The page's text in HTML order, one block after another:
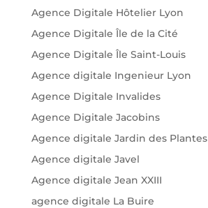
Agence Digitale Hôtelier Lyon
Agence Digitale Île de la Cité
Agence Digitale Île Saint-Louis
Agence digitale Ingenieur Lyon
Agence Digitale Invalides
Agence Digitale Jacobins
Agence digitale Jardin des Plantes
Agence digitale Javel
Agence digitale Jean XXIII
agence digitale La Buire